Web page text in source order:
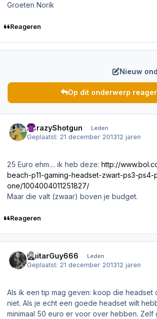
Groeten Norik
Reageren
Nieuw
Op dit onderwerp
xCrazyShotgun Leden
Geplaatst: 21 december 201312 jaren
25 Euro ehm.... ik heb deze: http://
beach-p11-gaming-headset-zwart-ps3-
one/1004004011251827/
Maar die valt (zwaar) boven je budget.
Reageren
GuitarGuy666 Leden
Geplaatst: 21 december 201312 jaren
Als ik een tip mag geven: koop die headset
niet. Als je echt een goede headset wilt
minimaal 50 euro er voor over hebben. Zelf